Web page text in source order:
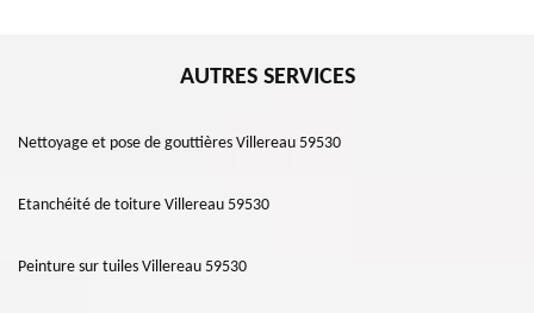
AUTRES SERVICES
Nettoyage et pose de gouttières Villereau 59530
Etanchéité de toiture Villereau 59530
Peinture sur tuiles Villereau 59530